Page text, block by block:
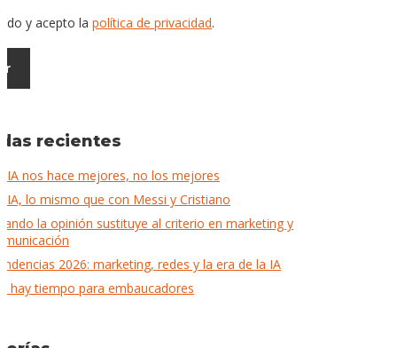
y acepto la política de privacidad.
recientes
IA nos hace mejores, no los mejores
IA, lo mismo que con Messi y Cristiano
la opinión sustituye al criterio en marketing y
2026: marketing, redes y la era de la IA
hay tiempo para embaucadores